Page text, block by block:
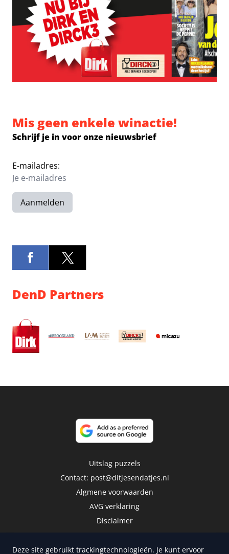
Mis geen enkele winactie!
Schrijf je in voor onze nieuwsbrief
E-mailadres:
Aanmelden
DenD Partners
Uitslag puzzels
Contact: post@ditjesendatjes.nl
Algmene voorwaarden
AVG verklaring
Disclaimer
Deze site gebruikt trackingtechnologieën. Je kunt ervoor